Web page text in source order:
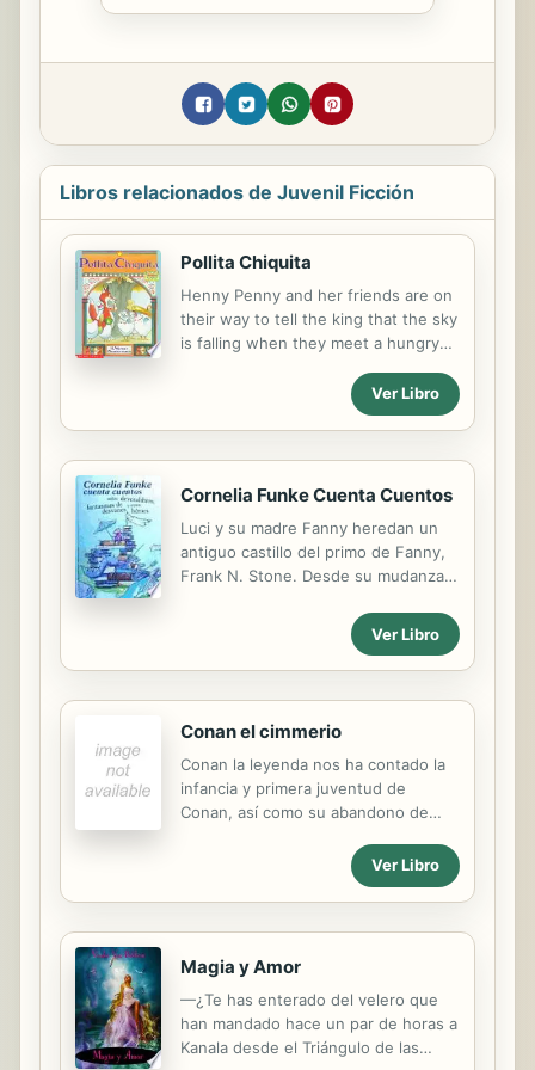
Libros relacionados de Juvenil Ficción
Pollita Chiquita
Henny Penny and her friends are on
their way to tell the king that the sky
is falling when they meet a hungry
Ver Libro
Cornelia Funke Cuenta Cuentos
Luci y su madre Fanny heredan un
antiguo castillo del primo de Fanny,
Frank N. Stone. Desde su mudanza
cosas muy raras: a Luci una noche le
salen de repente dientes de vampiro
y en el castillo ¡parece que hay un
fantasma que está manifestándose!
Pronto Luci se da cuenta de que
todas las pistas conducen a...
Ver Libro
Conan el cimmerio
Conan la leyenda nos ha contado la
infancia y primera juventud de
Conan, así como su abandono de
sus andanzas como ladrón, primer
oficio que adopta el joven bárbaro.
Pero Conan ha crecido. Tiene 19
años y ya no es un niño, y a su
madurez física acompaña una aún
mayor madurez emocional fruto de
las duras experiencias vividas. Su
inocencia ha terminado y su visión
del mundo ya no es la misma. Decide
Ver Libro
Magia y Amor
—¿Te has enterado del velero que
han mandado hace un par de horas a
Kanala desde el Triángulo de las